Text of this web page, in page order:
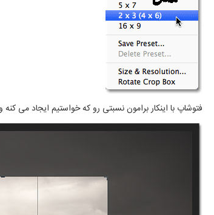
فتوشاپ با اینکار برامون نسبتی رو که خواستیم ایجاد می